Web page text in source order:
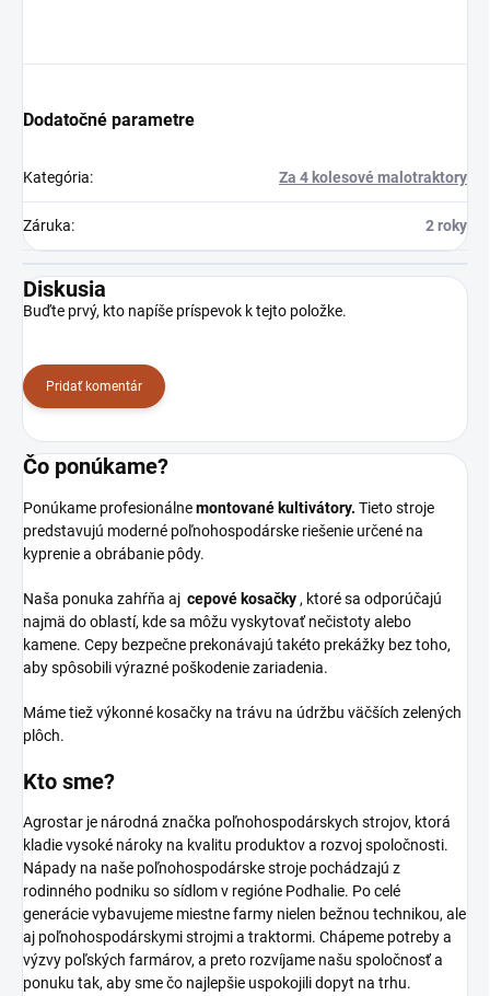
Dodatočné parametre
Kategória: Za 4 kolesové malotraktory
Záruka: 2 roky
Diskusia
Buďte prvý, kto napíše príspevok k tejto položke.
Pridať komentár
Čo ponúkame?
Ponúkame profesionálnemontované kultivátory. Tieto stroje
predstavujú moderné poľnohospodárske riešenie určené na
kyprenie a obrábanie pôdy.
Naša ponuka zahŕňa aj cepové kosačky , ktoré sa odporúčajú
najmä do oblastí, kde sa môžu vyskytovať nečistoty alebo
kamene. Cepy bezpečne prekonávajú takéto prekážky bez toho,
aby spôsobili výrazné poškodenie zariadenia.
Máme tiež výkonné kosačky na trávu na údržbu väčších zelených
plôch.
Kto sme?
Agrostar je národná značka poľnohospodárskych strojov, ktorá
kladie vysoké nároky na kvalitu produktov a rozvoj spoločnosti.
Nápady na naše poľnohospodárske stroje pochádzajú z
rodinného podniku so sídlom v regióne Podhalie. Po celé
generácie vybavujeme miestne farmy nielen bežnou technikou, ale
aj poľnohospodárskymi strojmi a traktormi. Chápeme potreby a
výzvy poľských farmárov, a preto rozvíjame našu spoločnosť a
ponuku tak, aby sme čo najlepšie uspokojili dopyt na trhu.